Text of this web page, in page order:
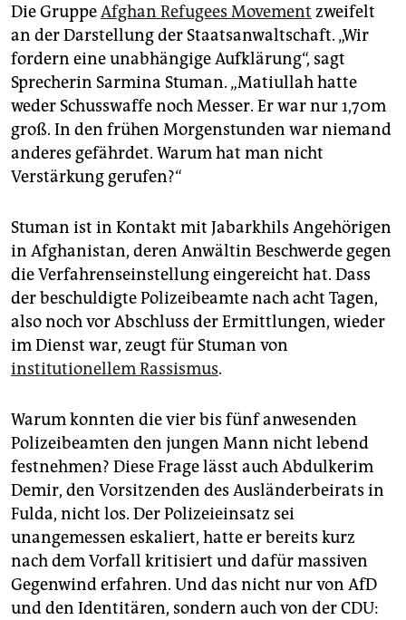
Die GruppeAfghan Refugees Movement zweifelt
an der Darstellung der Staatsanwaltschaft. „Wir
fordern eine unabhängige Aufklärung“, sagt
Sprecherin Sarmina Stuman. „Matiullah hatte
weder Schusswaffe noch Messer. Er war nur 1,70m
groß. In den frühen Morgenstunden war niemand
anderes gefährdet. Warum hat man nicht
Verstärkung gerufen?“
Stuman ist in Kontakt mit Jabarkhils Angehörigen
in Afghanistan, deren Anwältin Beschwerde gegen
die Verfahrenseinstellung eingereicht hat. Dass
der beschuldigte Polizeibeamte nach acht Tagen,
also noch vor Abschluss der Ermittlungen, wieder
im Dienst war, zeugt für Stuman von
institutionellem Rassismus.
Warum konnten die vier bis fünf anwesenden
Polizeibeamten den jungen Mann nicht lebend
festnehmen? Diese Frage lässt auch Abdulkerim
Demir, den Vorsitzenden des Ausländerbeirats in
Fulda, nicht los. Der Polizeieinsatz sei
unangemessen eskaliert, hatte er bereits kurz
nach dem Vorfall kritisiert und dafür massiven
Gegenwind erfahren. Und das nicht nur von AfD
und den Identitären, sondern auch von der CDU: